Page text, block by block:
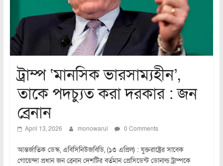
ট্রাম্প ‘মানসিক ভারসাম্যহীন’,
তাকে পদচ্যুত করা দরকার : জন
ব্রেনান
April 13, 2026 monowarul 0 Comments
আন্তর্জাতিক ডেস্ক, এবিসিনিউজবিডি, (১৩ এপ্রিল) : যুক্তরাষ্ট্রের সাবেক
গোয়েন্দা প্রধান জন ব্রেনান দেশটির বর্তমান প্রেসিডেন্ট ডোনাল্ড ট্রাম্পকে